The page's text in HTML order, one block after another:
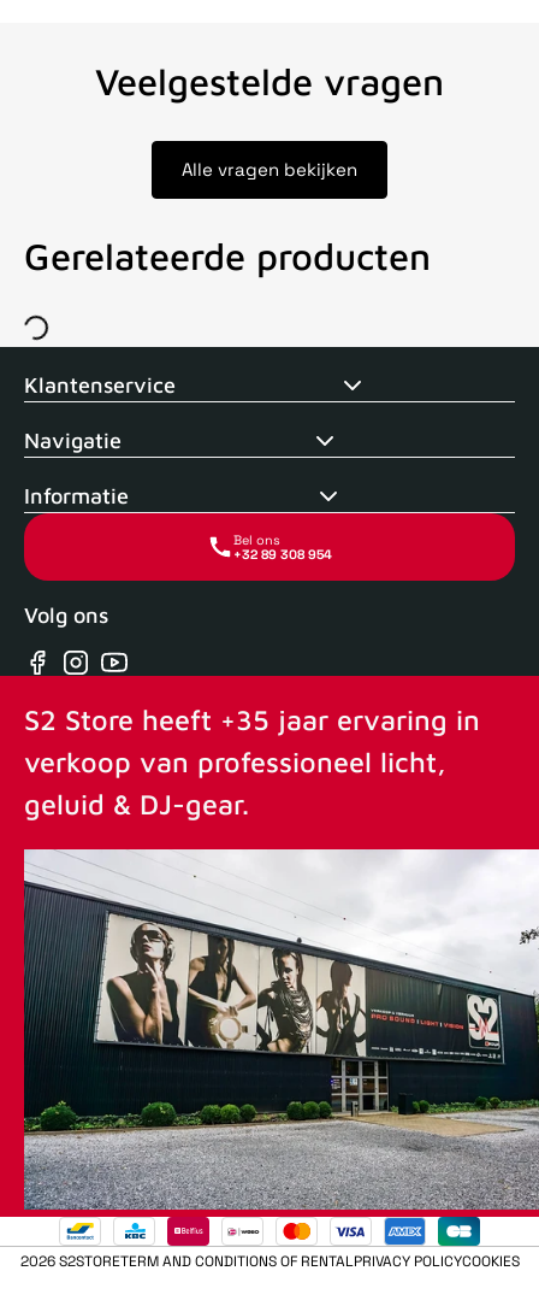
Veelgestelde vragen
Alle vragen bekijken
Gerelateerde producten
Voor 15uur besteld, zelfde dag verstuurd Echte winkel +35
Klantenservice
Navigatie
Informatie
Bel ons
+32 89 308 954
Volg ons
Facebook
Instagram
YouTube
S2 Store heeft +35 jaar ervaring in
verkoop van professioneel licht,
geluid & DJ-gear.
2026 S2STORETERM AND CONDITIONS OF RENTALPRIVACY POLICYCOOKIES